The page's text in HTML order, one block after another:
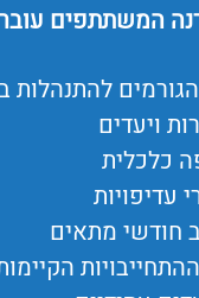
המשתתפים
להתנהלות
ויעדים
כלכלית
עדיפויות
חודשי מתאים